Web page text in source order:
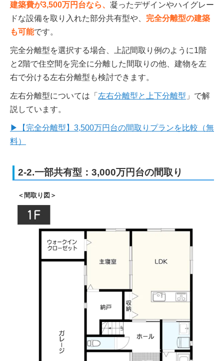
建築費が3,500万円台なら、 凝ったデザインやハイグレー
ドな設備を取り入れた部分共有型や、 完全分離型の建築
も可能です。
完全分離型を選択する場合、上記間取り例のように1階
と2階で住空間を完全に分離した間取りの他、建物を左
右で分ける左右分離型も検討できます。
左右分離型については「 左右分離型と上下分離型 」で解
説しています。
▶【完全分離型】3,500万円台の間取りプランを比較（無
料）
2-2.一部共有型：3,000万円台の間取り
＜間取り図＞